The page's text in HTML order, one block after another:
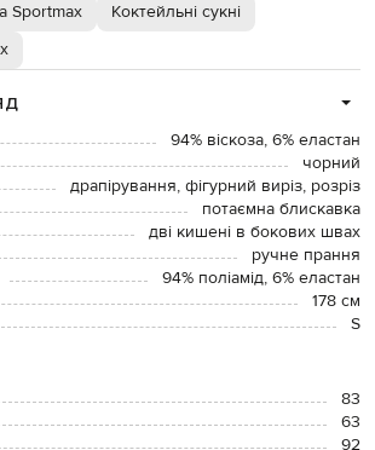
Sportmax
Коктейльні сукні
94% віскоза, 6% еластан
чорний
драпірування, фігурний виріз, розріз
потаємна блискавка
дві кишені в бокових швах
ручне прання
94% поліамід, 6% еластан
178 см
S
83
63
92